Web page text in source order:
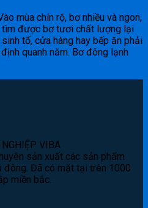
mùa chín rộ, bơ nhiều và ngon,
tìm được bơ tươi chất lượng lại
tố, cửa hàng hay bếp ăn phải
quanh năm. Bơ đông lạnh
NGHIỆP VIBA
sản xuất các sản phẩm
đông. Đã có mặt tại trên 1000
miền bắc.